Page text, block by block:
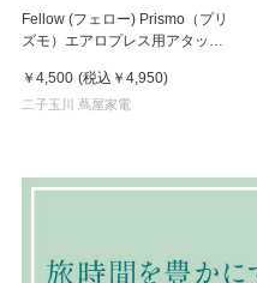
Fellow (フェロー) Prismo（プリ
ズモ）エアロプレス用アタッチ
￥4,500 (税込 ￥4,950)
二子玉川 蔦屋家電